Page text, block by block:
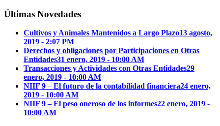
Últimas Novedades
Cultivos y Animales Mantenidos a Largo Plazo13 agosto,
2019 - 2:07 PM
Derechos y obligaciones por Participaciones en Otras
Entidades31 enero, 2019 - 10:00 AM
Transacciones y Actividades con Otras Entidades29
enero, 2019 - 10:00 AM
NIIF 9 – El futuro de la contabilidad financiera24 enero,
2019 - 10:00 AM
NIIF 9 – El peso oneroso de los informes22 enero, 2019 -
10:00 AM